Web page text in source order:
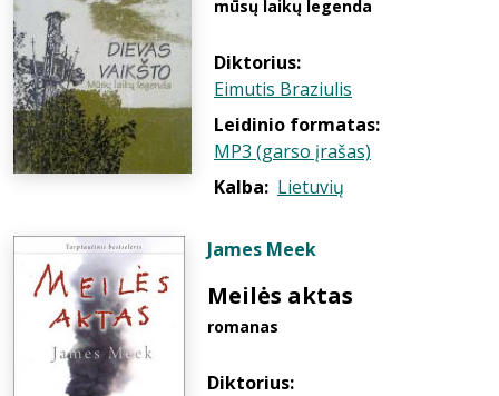
mūsų laikų legenda
Diktorius:
Eimutis Braziulis
Leidinio formatas:
MP3 (garso įrašas)
Kalba: Lietuvių
James Meek
Meilės aktas
romanas
Diktorius: